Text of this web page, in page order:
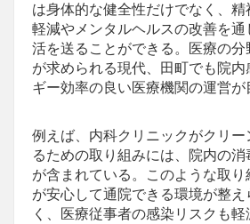
は身体的な健全性だけでなく、
軽減やメンタルヘルスの改善を
活を送ることができる。医療の
が求められる現代、田町でも院
ギー効率の良い医療機関の運営が
例えば、内科クリニックがクリ
るための取り組みには、院内の
が含まれている。このような取
が安心して通院できる環境が整
く、医療従事者の感染リスクも